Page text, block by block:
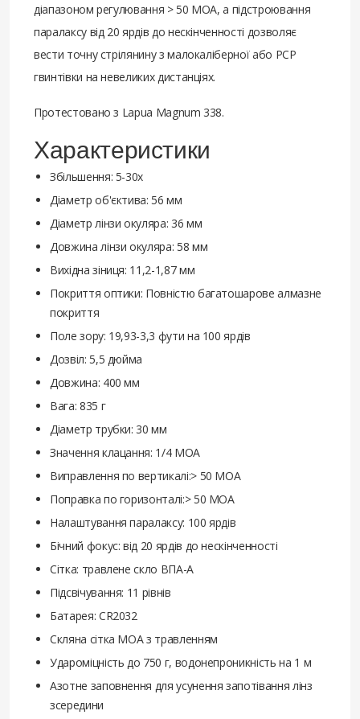
діапазоном регулювання > 50 МОА, а підстроювання
паралаксу від 20 ярдів до нескінченності дозволяє
вести точну стрілянину з малокаліберної або РСР
гвинтівки на невеликих дистанціях.
Протестовано з Lapua Magnum 338.
Характеристики
Збільшення: 5-30x
Діаметр об'єктива: 56 мм
Діаметр лінзи окуляра: 36 мм
Довжина лінзи окуляра: 58 мм
Вихідна зіниця: 11,2-1,87 мм
Покриття оптики: Повністю багатошарове алмазне
покриття
Поле зору: 19,93-3,3 фути на 100 ярдів
Дозвіл: 5,5 дюйма
Довжина: 400 мм
Вага: 835 г
Діаметр трубки: 30 мм
Значення клацання: 1/4 MOA
Виправлення по вертикалі:> 50 МОА
Поправка по горизонталі:> 50 МОА
Налаштування паралаксу: 100 ярдів
Бічний фокус: від 20 ярдів до нескінченності
Сітка: травлене скло ВПА-А
Підсвічування: 11 рівнів
Батарея: CR2032
Скляна сітка MOA з травленням
Удароміцність до 750 г, водонепроникність на 1 м
Азотне заповнення для усунення запотівання лінз
зсередини